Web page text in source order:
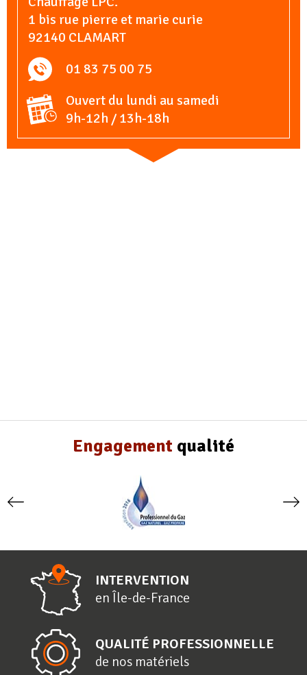
1 bis rue pierre et marie curie
92140 CLAMART
01 83 75 00 75
Ouvert du lundi au samedi
9h-12h / 13h-18h
Engagement qualité
INTERVENTION
en Île-de-France
QUALITÉ PROFESSIONNELLE
de nos matériels